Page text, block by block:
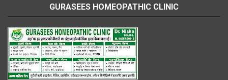
GURASEES HOMEOPATHIC CLINIC